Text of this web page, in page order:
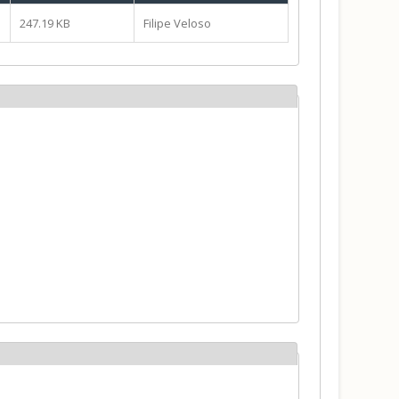
247.19 KB Filipe Veloso